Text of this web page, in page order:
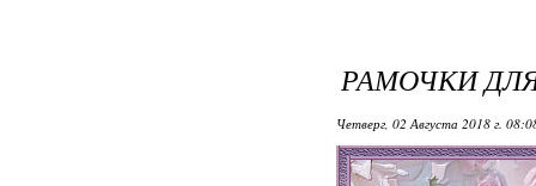
РАМОЧКИ
Четверг, 02 Августа 2018 г.